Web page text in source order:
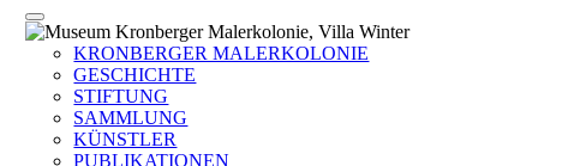
KRONBERGER MALERKOLONIE
GESCHICHTE
STIFTUNG
SAMMLUNG
KÜNSTLER
PUBLIKATIONEN